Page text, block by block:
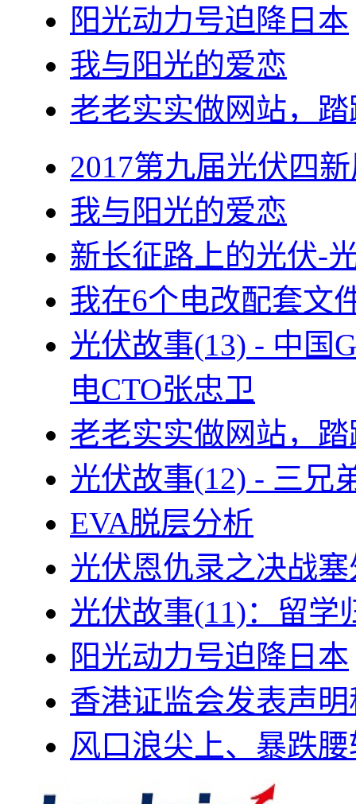
阳光动力号迫降日本
我与阳光的爱恋
老老实实做网站，
2017第九届光伏四
我与阳光的爱恋
新长征路上的光伏-
我在6个电改配套文
光伏故事(13) - 中国
电CTO张忠卫
老老实实做网站，
光伏故事(12) - 三兄
EVA脱层分析
光伏恩仇录之决战
光伏故事(11)：留学
阳光动力号迫降日本
香港证监会发表声
风口浪尖上、暴跌